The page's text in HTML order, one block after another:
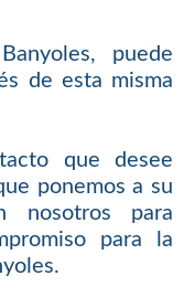
puede
de esta misma
que desee
ponemos a su
nosotros para
para la